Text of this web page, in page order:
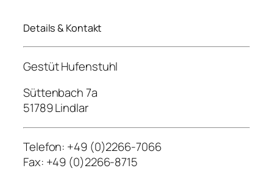
Details & Kontakt
Gestüt Hufenstuhl
Süttenbach 7a
51789 Lindlar
Telefon: +49 (0)2266-7066
Fax: +49 (0)2266-8715